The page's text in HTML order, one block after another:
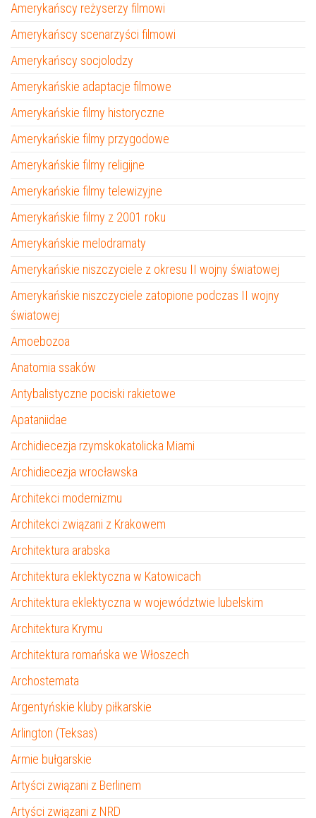
Amerykańscy reżyserzy filmowi
Amerykańscy scenarzyści filmowi
Amerykańscy socjolodzy
Amerykańskie adaptacje filmowe
Amerykańskie filmy historyczne
Amerykańskie filmy przygodowe
Amerykańskie filmy religijne
Amerykańskie filmy telewizyjne
Amerykańskie filmy z 2001 roku
Amerykańskie melodramaty
Amerykańskie niszczyciele z okresu II wojny światowej
Amerykańskie niszczyciele zatopione podczas II wojny
światowej
Amoebozoa
Anatomia ssaków
Antybalistyczne pociski rakietowe
Apataniidae
Archidiecezja rzymskokatolicka Miami
Archidiecezja wrocławska
Architekci modernizmu
Architekci związani z Krakowem
Architektura arabska
Architektura eklektyczna w Katowicach
Architektura eklektyczna w województwie lubelskim
Architektura Krymu
Architektura romańska we Włoszech
Archostemata
Argentyńskie kluby piłkarskie
Arlington (Teksas)
Armie bułgarskie
Artyści związani z Berlinem
Artyści związani z NRD